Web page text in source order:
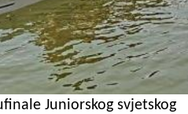
Juniorskog svjetskog